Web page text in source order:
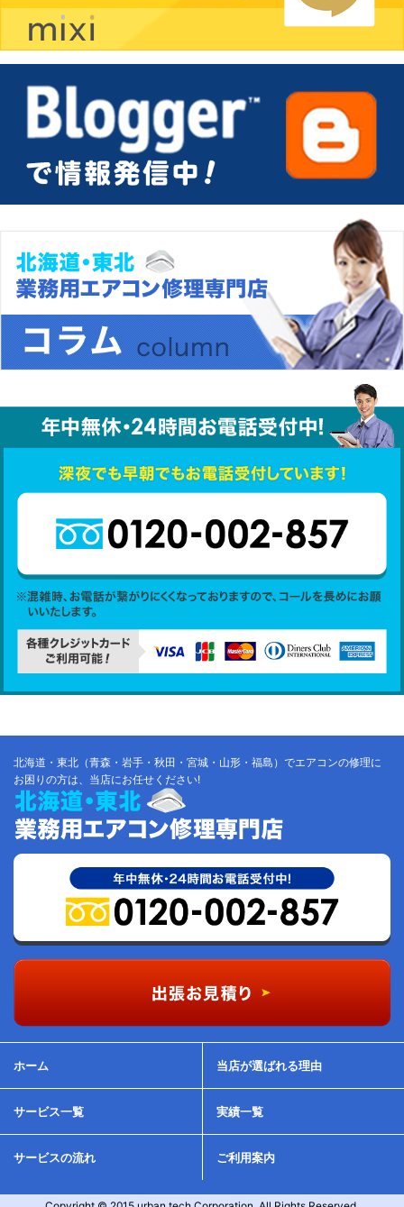
北海道・東北（青森・岩手・秋田・宮城・山形・福島）でエアコンの修理に
お困りの方は、当店にお任せください!
ホーム 当店が選ばれる理由
サービス一覧 実績一覧
サービスの流れ ご利用案内